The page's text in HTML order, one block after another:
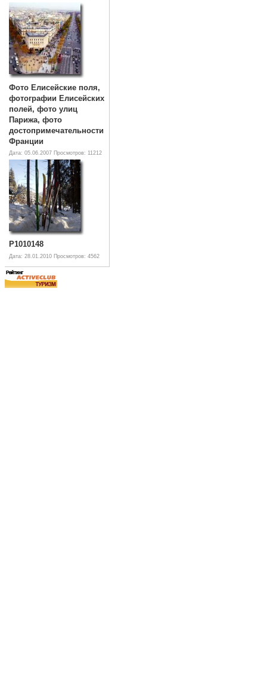
Фото Елисейские поля,
фотографии Елисейских
полей, фото улиц
Парижа, фото
достопримечательности
Франции
Дата: 05.06.2007 Просмотров: 11212
P1010148
Дата: 28.01.2010 Просмотров: 4562